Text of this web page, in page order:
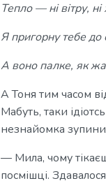
Тепло — ні вітру,
Я пригорну тебе до
А воно палке, як
А Тоня тим часом
Мабуть, таки
незнайомка
— Мила, чому
посмішці.